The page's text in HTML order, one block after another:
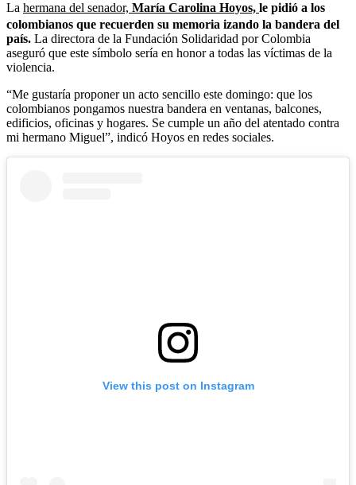
La hermana del senador, María Carolina Hoyos, le pidió a los
colombianos que recuerden su memoria izando la bandera del
país. La directora de la Fundación Solidaridad por Colombia
aseguró que este símbolo sería en honor a todas las víctimas de la
violencia.
“Me gustaría proponer un acto sencillo este domingo: que los
colombianos pongamos nuestra bandera en ventanas, balcones,
edificios, oficinas y hogares. Se cumple un año del atentado contra
mi hermano Miguel”, indicó Hoyos en redes sociales.
View this post on Instagram